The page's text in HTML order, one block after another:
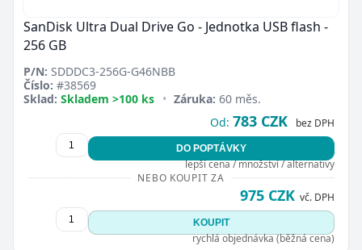
SanDisk Ultra Dual Drive Go - Jednotka USB flash -
256 GB
P/N: SDDDC3-256G-G46NBB
Číslo: #38569
Sklad: Skladem >100 ks • Záruka: 60 měs.
Od: 783 CZK bez DPH
DO POPTÁVKY
lepší cena / množství / alternativy
NEBO KOUPIT ZA
975 CZK vč. DPH
KOUPIT
rychlá objednávka (běžná cena)